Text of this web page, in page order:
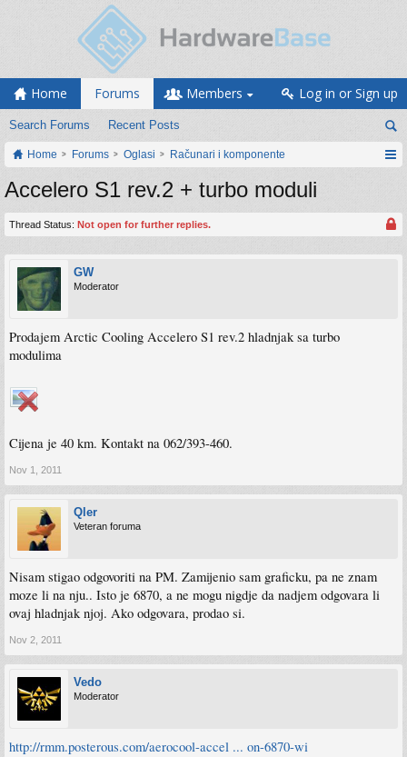
Home Forums
Search Forums Recent Posts
Members Log in or Sign up
Home Forums Oglasi Računari i komponente
Accelero S1 rev.2 + turbo moduli
Thread Status: Not open for further replies.
GW
Moderator
Prodajem Arctic Cooling Accelero S1 rev.2 hladnjak sa turbo
modulima
Cijena je 40 km. Kontakt na 062/393-460.
Nov 1, 2011
Qler
Veteran foruma
Nisam stigao odgovoriti na PM. Zamijenio sam graficku, pa ne znam
moze li na nju.. Isto je 6870, a ne mogu nigdje da nadjem odgovara li
ovaj hladnjak njoj. Ako odgovara, prodao si.
Nov 2, 2011
Vedo
Moderator
http://rmm.posterous.com/aerocool-accel ... on-6870-wi